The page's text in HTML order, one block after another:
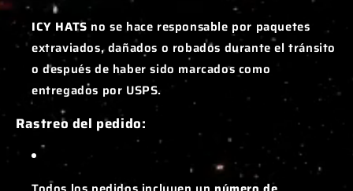
ICY HATS no se hace responsable por paquetes
extraviados, dañados o robados durante el tránsito
o después de haber sido marcados como
entregados por USPS.
Rastreo del pedido: